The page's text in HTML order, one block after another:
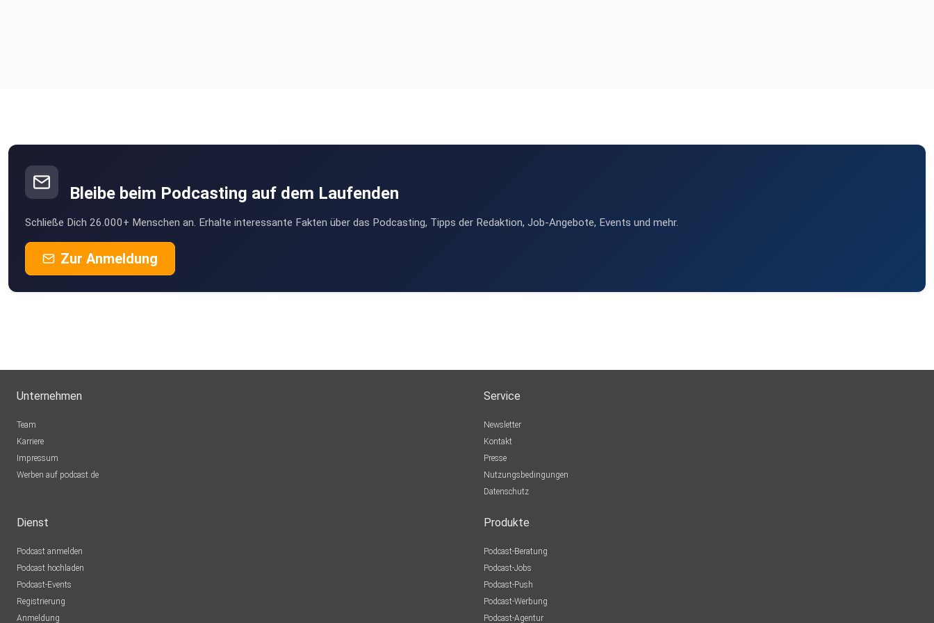
Bleibe beim Podcasting auf dem Laufenden
Schließe Dich 26.000+ Menschen an. Erhalte interessante Fakten über das Podcasting, Tipps der Redaktion, Job-Angebote, Events und mehr.
Zur Anmeldung
Unternehmen
Team
Karriere
Impressum
Werben auf podcast.de
Service
Newsletter
Kontakt
Presse
Nutzungsbedingungen
Datenschutz
Dienst
Podcast anmelden
Podcast hochladen
Podcast-Events
Registrierung
Anmeldung
Produkte
Podcast-Beratung
Podcast-Jobs
Podcast-Push
Podcast-Werbung
Podcast-Agentur